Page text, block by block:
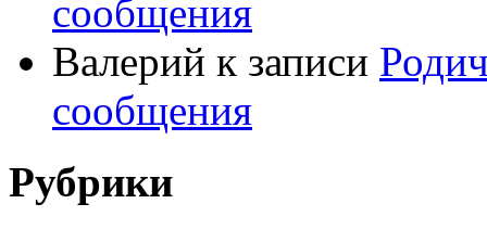
сообщения
Валерий к записи
сообщения
Рубрики